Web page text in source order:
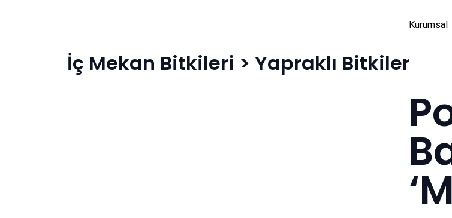
Kurumsal
İç Mekan Bitkileri > Yapraklı Bitkiler